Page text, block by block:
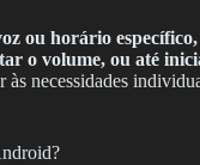
ou horário
o volume, ou até
necessidades